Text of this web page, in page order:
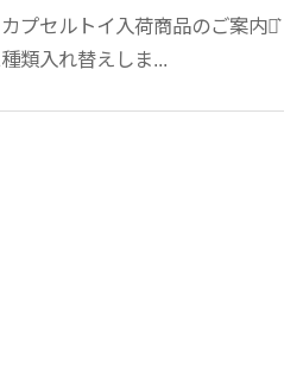
プセルトイ入荷商品のご案内⋆͛
類入れ替えしま...